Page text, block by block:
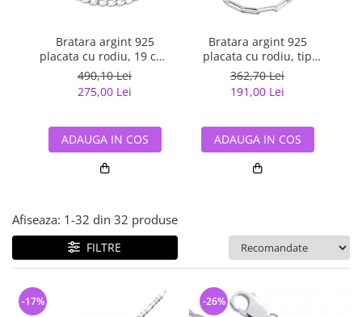
Bijuterii argint placat cu aur
Bijuterii argint cu diverse
Bijuterii gotice si rock
Bijuterii Handmade
Bijuterii fantezie
Bijuterii tungsten
Solutii si lavete de curatare
bijuterii argint
Bratara argint 925
placata cu rodiu, 19 cm,
5 mm
490,10 Lei
275,00 Lei
ADAUGA IN COS
Bratara argint 925
placata cu rodiu, tip
agrafa, UNISEX
362,70 Lei
191,00 Lei
ADAUGA IN COS
Afiseaza: 1-32 din 32 produse
FILTRE
-17% -26%